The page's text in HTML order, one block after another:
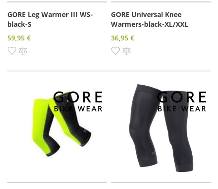
GORE Leg Warmer III WS-
black-S
59,95 €
Pridať do zoznamu prianí
GORE Universal Knee
Warmers-black-XL/XXL
36,95 €
Pridať do zoznamu prianí